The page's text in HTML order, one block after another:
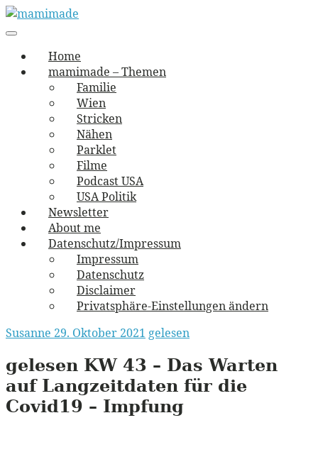
Skip
to
mamimade
vernäht und zugetextet
navigation
Menu
Home
mamimade – Themen
Familie
Wien
Stricken
Nähen
Parklet
Filme
Podcast USA
USA Politik
Newsletter
About me
Datenschutz/Impressum
Impressum
Datenschutz
Disclaimer
Privatsphäre-Einstellungen ändern
Susanne 29. Oktober 2021 gelesen
gelesen KW43 – Das Warten
auf Langzeitdaten für die
Covid19 – Impfung